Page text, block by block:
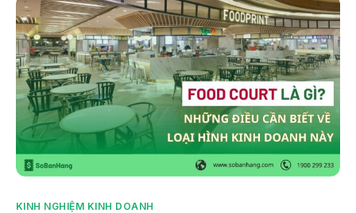
Bảng giá
Blog
Thông tin thuế
Về chúng tôi
KINH NGHIỆM KINH DOANH